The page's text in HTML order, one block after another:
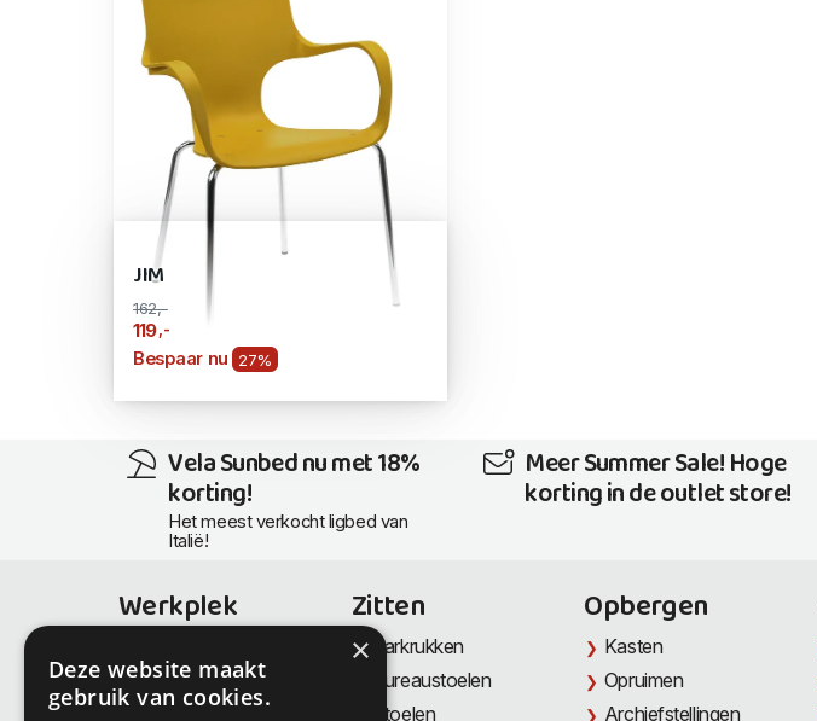
JIM
162,-
119,-
Bespaar nu 27%
Vela Sunbed nu met 18%
korting!
Het meest verkocht ligbed van
Italië!
Meer Summer Sale! Hoge
korting in de outlet store!
Werkplek
Thuiswerkplek
Zit-Sta bureaus
Zitten
Barkrukken
Bureaustoelen
Stoelen
Opbergen
Kasten
Opruimen
Archiefstellingen
×
Deze website maakt
gebruik van cookies.